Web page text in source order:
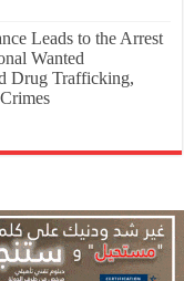
Leads to the Arrest
Wanted
Drug Trafficking,